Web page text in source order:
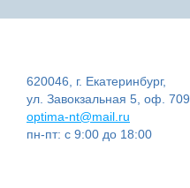
620046, г. Екатеринбург,
ул. Завокзальная 5, оф. 709,
optima-nt@mail.ru
пн-пт: с 9:00 до 18:00